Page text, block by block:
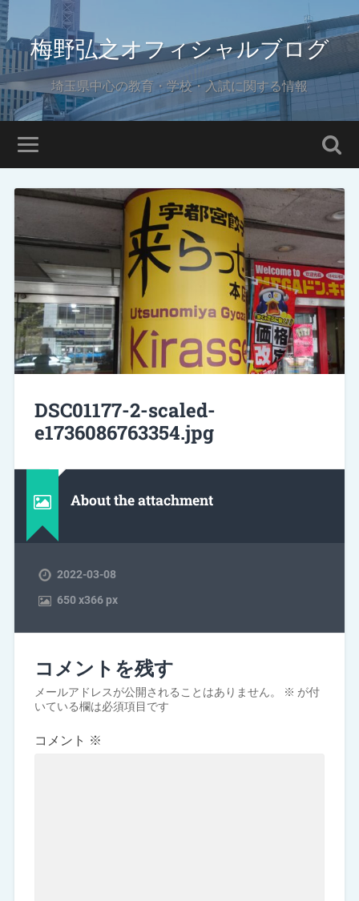
梅野弘之オフィシャルブログ
埼玉県中心の教育・学校・入試に関する情報
DSC01177-2-scaled-
e1736086763354.jpg
About the attachment
2022-03-08
650x366 px
コメントを残す
メールアドレスが公開されることはありません。 ※ が付
いている欄は必須項目です
コメント ※